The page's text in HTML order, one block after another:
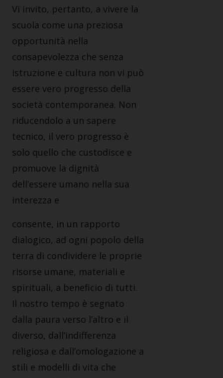
Vi invito, pertanto, a vivere la
scuola come una preziosa
opportunità nella
consapevolezza che senza
istruzione e cultura non vi può
essere vero progresso della
società contemporanea. Non
riducendolo a un sapere
tecnico, il vero progresso è
solo quello che custodisce e
promuove la dignità
dell’essere umano nella sua
interezza e
consente, in un rapporto
dialogico, ad ogni popolo della
terra di condividere le proprie
risorse umane, materiali e
spirituali, a beneficio di tutti.
Il nostro tempo è segnato
dalla paura verso l’altro e il
diverso, dall’indifferenza
religiosa e dall’omologazione a
stili e modelli di vita che